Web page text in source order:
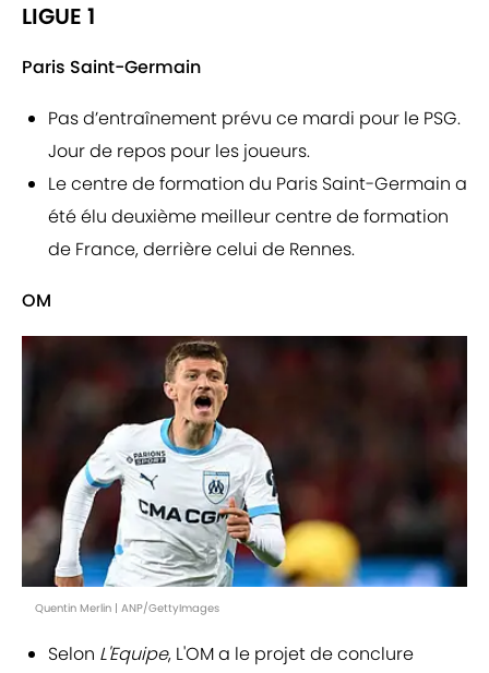
LIGUE 1
Paris Saint-Germain
Pas d’entraînement prévu ce mardi pour le PSG.
Jour de repos pour les joueurs.
Le centre de formation du Paris Saint-Germain a
été élu deuxième meilleur centre de formation
de France, derrière celui de Rennes.
OM
Quentin Merlin | ANP/GettyImages
Selon L'Equipe, L'OM a le projet de conclure